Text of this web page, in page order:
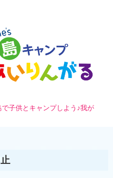
子供とキャンプしよう♪我が